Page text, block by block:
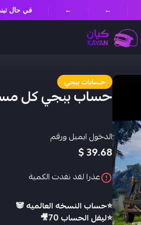
حسابات ببجي
حساب ببجي كل
الدخول ايميل ورقم
39.68 $
عذرا لقد نفدت الكمية
⭐️حساب النسخه العالميه 🐼
⭐️ليفل الحساب 70🎥
في حال